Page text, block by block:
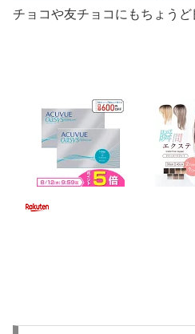
チョコや友チョコにもちょうど